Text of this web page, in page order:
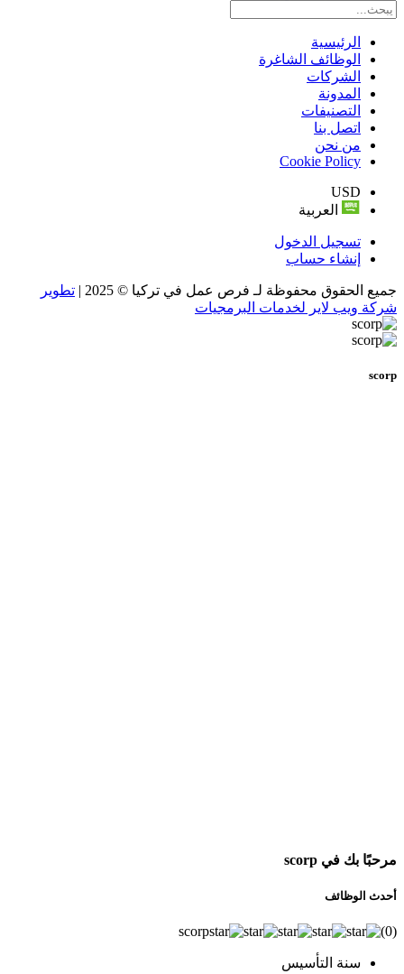
الرئيسية
الوظائف الشاغرة
الشركات
المدونة
التصنيفات
اتصل بنا
من نحن
Cookie Policy
USD
العربية
تسجيل الدخول
إنشاء حساب
جميع الحقوق محفوظة لـ فرص عمل في تركيا © 2025 |
تطوير
شركة ويب لاير لخدمات البرمجيات
scorp
مرحبًا بك في scorp
أحدث الوظائف
scorp (0)
سنة التأسيس